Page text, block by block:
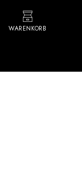
Produkte auf dem
WARENKORB